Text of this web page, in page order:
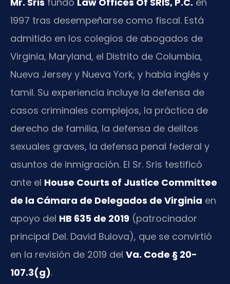
1997 tras desempeñarse como fiscal. Está
admitido en los colegios de abogados de
Virginia, Maryland, el Distrito de Columbia,
Nueva Jersey y Nueva York, y habla inglés y
tamil. Su experiencia incluye la defensa de
casos criminales complejos, la práctica de
derecho de familia, la defensa de delitos
sexuales graves, la defensa penal federal y
asuntos de inmigración. El Sr. Sris testificó
ante el House Courts of Justice Committee
de la Cámara de Delegados de Virginia en
apoyo del HB 635 de 2019 (patrocinador
principal Del. David Bulova), que se convirtió
en la revisión de 2019 del Va. Code § 20-
107.3(g).